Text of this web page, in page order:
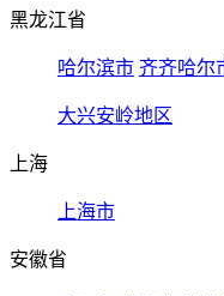
黑龙江省
哈尔滨市 齐齐哈尔
大兴安岭地区
上海
上海市
安徽省